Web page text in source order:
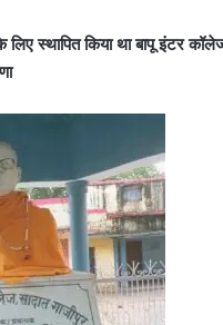
के लिए स्थापित किया था बापू इंटर